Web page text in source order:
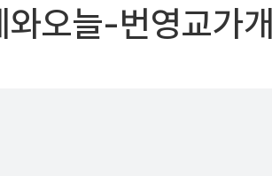
와오늘-번영교가